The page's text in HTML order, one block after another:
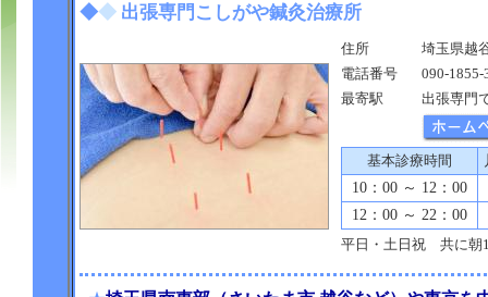
◆◆出張専門こしがや鍼灸治療所
住所
埼玉県越
電話番号
090-1855-
最寄駅
出張専門
基本診療時間
10：00 ～ 12：00
12：00 ～ 22：00
平日・土日祝 共に朝